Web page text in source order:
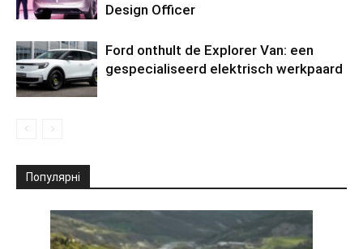
Design Officer
Ford onthult de Explorer Van: een
gespecialiseerd elektrisch werkpaard
Популярні